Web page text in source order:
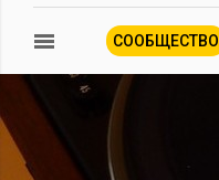
СООБЩЕСТВО